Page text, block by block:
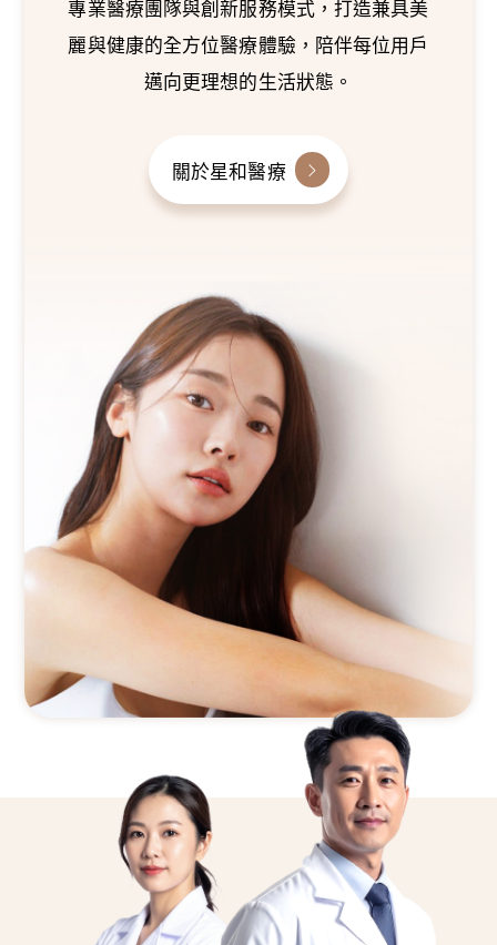
專業醫療團隊與創新服務模式，打造兼具美
麗與健康的全方位醫療體驗，陪伴每位用戶
邁向更理想的生活狀態。
關於星和醫療